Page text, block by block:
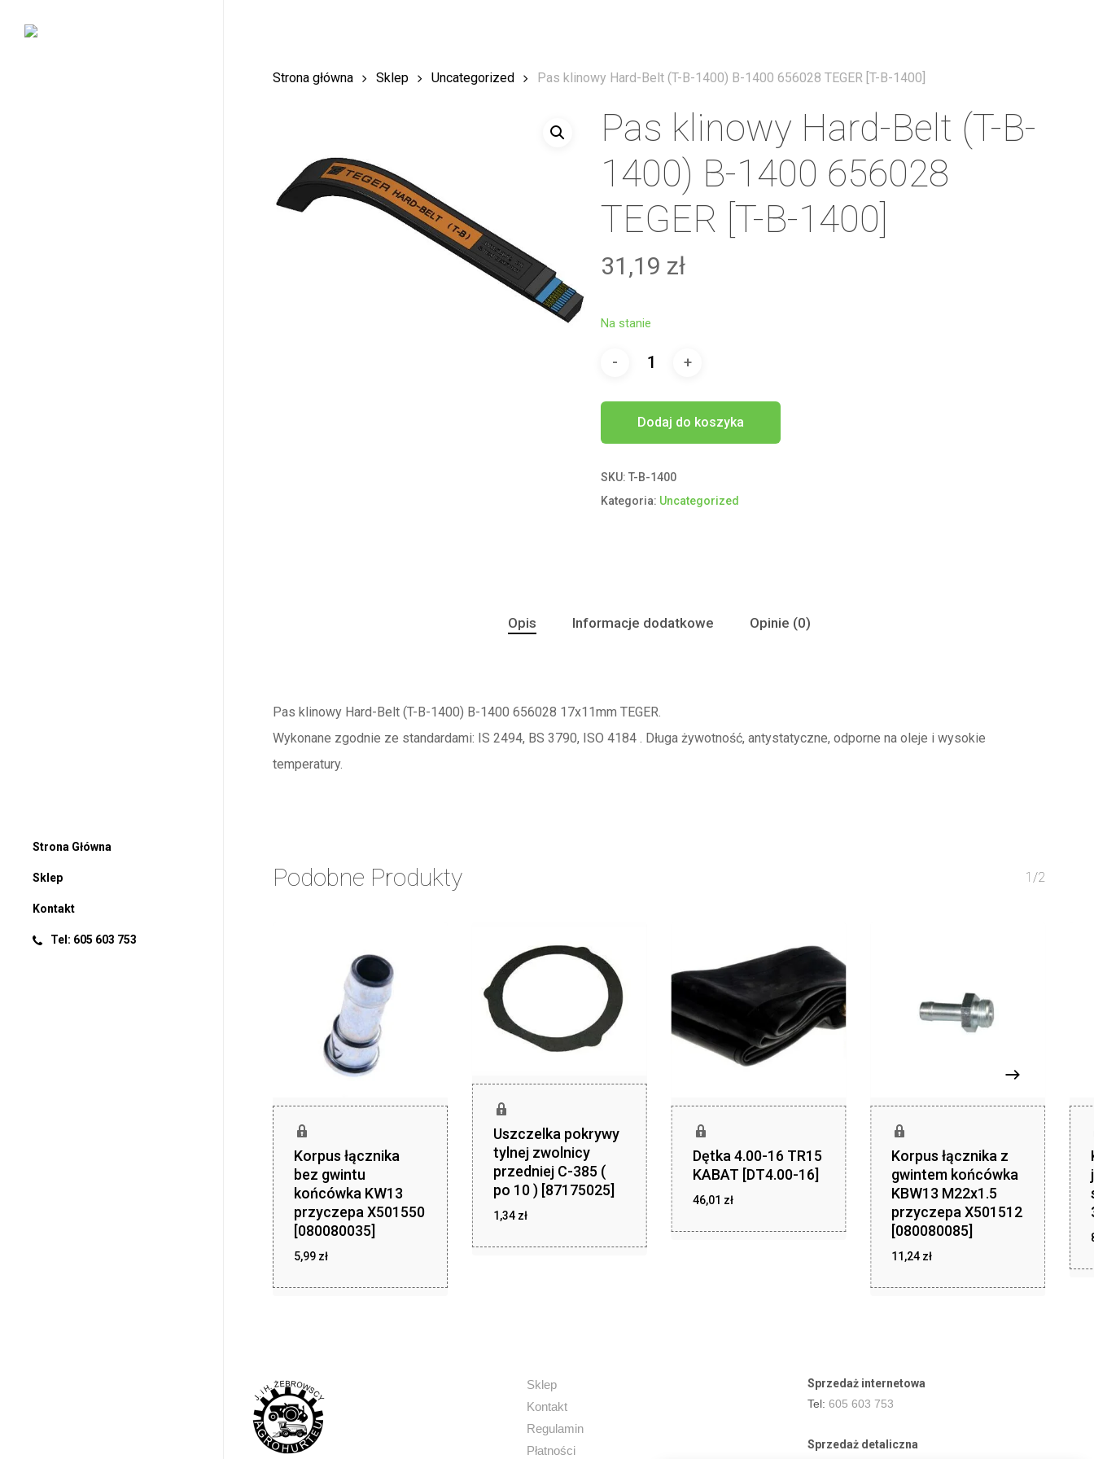
Strona Główna
Sklep
Kontakt
Tel: 605 603 753
Strona główna Sklep Uncategorized Pas klinowy Hard-Belt (T-B-1400) B-1400 656028 TEGER [T-B-1400]
Pas klinowy Hard-Belt (T-B-
1400) B-1400 656028
TEGER [T-B-1400]
31,19 zł
Na stanie
Dodaj do koszyka
SKU:T-B-1400
Kategoria: Uncategorized
Opis Informacje dodatkowe Opinie (0)
Pas klinowy Hard-Belt (T-B-1400) B-1400 656028 17x11mm TEGER.
Wykonane zgodnie ze standardami: IS 2494, BS 3790, ISO 4184 . Długa żywotność, antystatyczne, odporne na oleje i wysokie
temperatury.
Podobne Produkty 1/2
Korpus łącznika
bez gwintu
końcówka KW13
przyczepa X501550
[080080035]
5,99 zł
Uszczelka pokrywy
tylnej zwolnicy
przedniej C-385 (
po 10 ) [87175025]
1,34 zł
Dętka 4.00-16 TR15
KABAT [DT4.00-16]
46,01 zł
Korpus łącznika z
gwintem końcówka
KBW13 M22x1.5
przyczepa X501512
[080080085]
11,24 zł
Sklep
Kontakt
Regulamin
Płatności
Sprzedaż internetowa
Tel: 605 603 753
Sprzedaż detaliczna